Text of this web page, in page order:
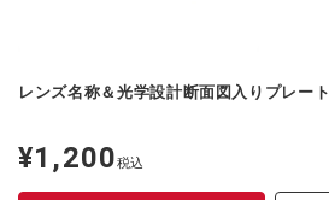
レンズ名称＆光学設計断面図入りプレート
定
価
¥1,200税込